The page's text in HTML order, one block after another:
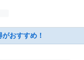
おすすめ！